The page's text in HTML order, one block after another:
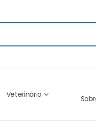
Veterinário